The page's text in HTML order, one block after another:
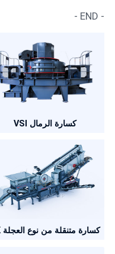
- END -
كسارة الرمال VSI
كسارة متنقلة من نوع العجلة NK